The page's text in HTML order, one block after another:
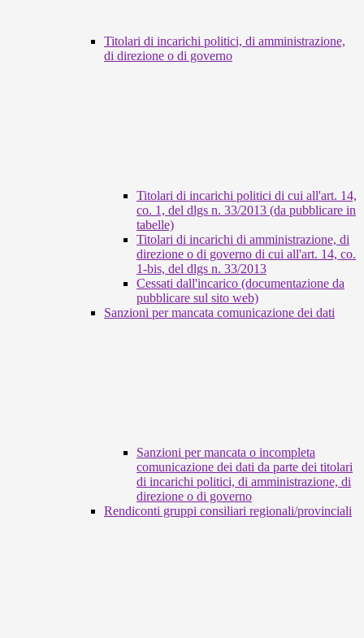
Titolari di incarichi politici, di amministrazione,
di direzione o di governo
Titolari di incarichi politici di cui all'art. 14,
co. 1, del dlgs n. 33/2013 (da pubblicare in
tabelle)
Titolari di incarichi di amministrazione, di
direzione o di governo di cui all'art. 14, co.
1-bis, del dlgs n. 33/2013
Cessati dall'incarico (documentazione da
pubblicare sul sito web)
Sanzioni per mancata comunicazione dei dati
Sanzioni per mancata o incompleta
comunicazione dei dati da parte dei titolari
di incarichi politici, di amministrazione, di
direzione o di governo
Rendiconti gruppi consiliari regionali/provinciali